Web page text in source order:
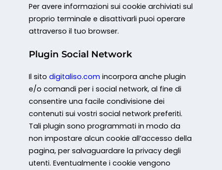
Per avere informazioni sui cookie archiviati sul
proprio terminale e disattivarli puoi operare
attraverso il tuo browser.
Plugin Social Network
Il sito digitaliso.com incorpora anche plugin
e/o comandi per i social network, al fine di
consentire una facile condivisione dei
contenuti sui vostri social network preferiti.
Tali plugin sono programmati in modo da
non impostare alcun cookie all’accesso della
pagina, per salvaguardare la privacy degli
utenti. Eventualmente i cookie vengono